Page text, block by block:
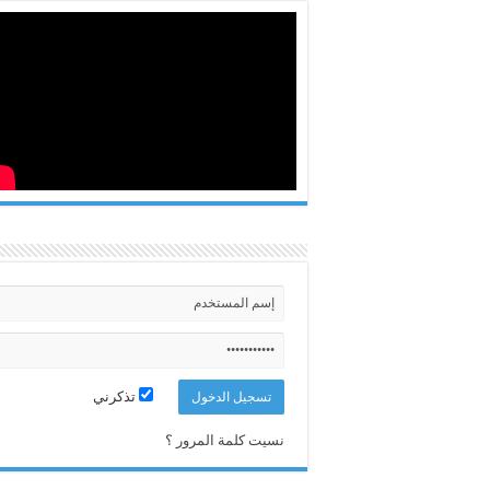
تذكرني
نسيت كلمة المرور ؟